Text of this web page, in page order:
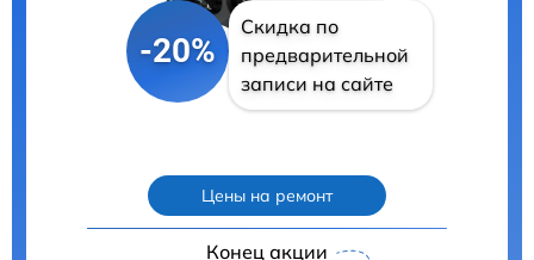
-20%
Скидка по
предварительной
записи на сайте
Цены на ремонт
Конец акции